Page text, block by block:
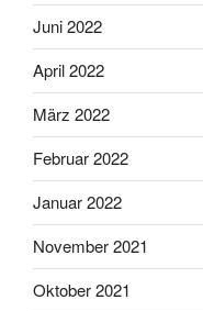
Juni 2022
April 2022
März 2022
Februar 2022
Januar 2022
November 2021
Oktober 2021